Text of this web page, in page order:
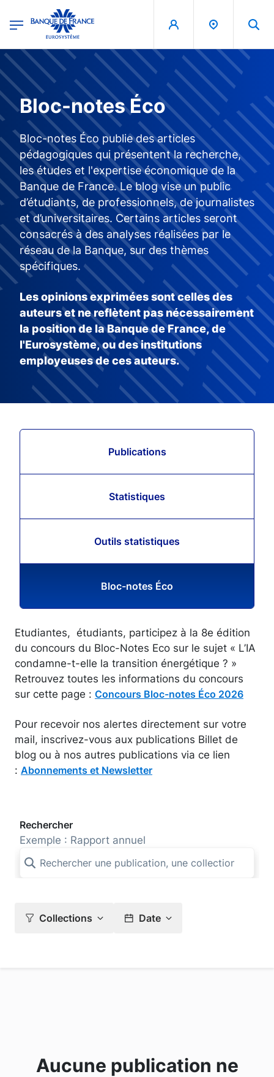
Banque de France - Menu Principal
Bloc-notes Éco
Bloc-notes Éco publie des articles
pédagogiques qui présentent la recherche,
les études et l'expertise économique de la
Banque de France. Le blog vise un public
d’étudiants, de professionnels, de journalistes
et d’universitaires. Certains articles seront
consacrés à des analyses réalisées par le
réseau de la Banque, sur des thèmes
spécifiques.
Les opinions exprimées sont celles des
auteurs et ne reflètent pas nécessairement
la position de la Banque de France, de
l'Eurosystème, ou des institutions
employeuses de ces auteurs.
Publications
Statistiques
Outils statistiques
Bloc-notes Éco
Etudiantes, étudiants, participez à la 8e édition
du concours du Bloc-Notes Eco sur le sujet « L’IA
condamne-t-elle la transition énergétique ? »
Retrouvez toutes les informations du concours
sur cette page : Concours Bloc-notes Éco 2026
Pour recevoir nos alertes directement sur votre
mail, inscrivez-vous aux publications Billet de
blog ou à nos autres publications via ce lien
: Abonnements et Newsletter
Rechercher
Exemple : Rapport annuel
Collections Date
Aucune publication ne